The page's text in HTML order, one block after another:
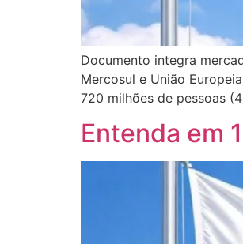
Documento integra
Mercosul e União
720 milhões de pessoas
Entenda em